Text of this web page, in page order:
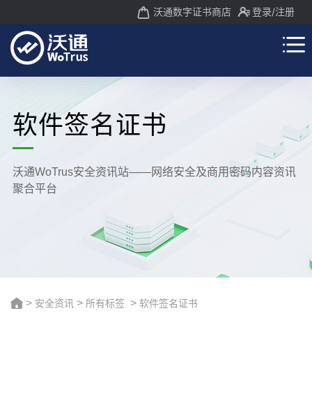
沃通数字证书商店 登录/注册
软件签名证书
沃通WoTrus安全资讯站——网络安全及商用密码内容资讯
聚合平台
> 安全资讯 > 所有标签 > 软件签名证书